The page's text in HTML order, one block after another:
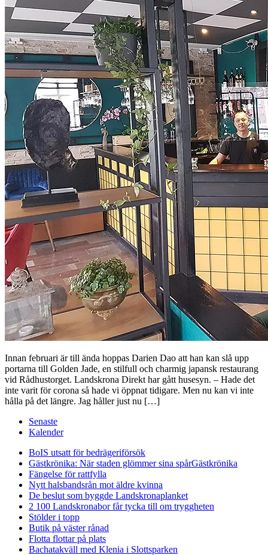
Innan februari är till ända hoppas Darien Dao att han kan slå upp
portarna till Golden Jade, en stilfull och charmig japansk restaurang
vid Rådhustorget. Landskrona Direkt har gått husesyn. – Hade det
inte varit för corona så hade vi öppnat tidigare. Men nu kan vi inte
hålla på det längre. Jag håller just nu […]
Senaste
Kalender
BoIS utsatt för bedrägeriförsök
Gästkrönika: När staden glömmer sina spårGästkrönika
Fängelse för rattfylla
Nytt halsbandsrån mot äldre kvinna
De beslut som byggde Landskronaplanket
2 100 Landskronabor får tycka till om tryggheten
Stölder i topp
Butik på väster rånad
Flotta flottar på plats
Bachatakväll med Klenia i Slottsparken